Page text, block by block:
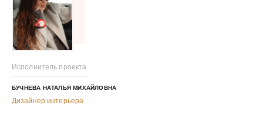
Исполнитель проекта
БУЧНЕВА НАТАЛЬЯ МИХАЙЛОВНА
Дизайнер интерьера